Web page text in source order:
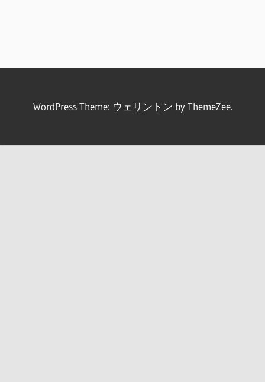
WordPress Theme: ウェリントン by ThemeZee.